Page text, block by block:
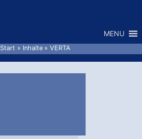
MENU
Start Inhalte VERTA